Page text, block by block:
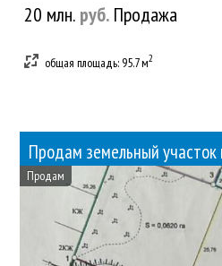
20 млн. руб. Продажа
общая площадь: 95.7 м2
Продам земельный
Продам